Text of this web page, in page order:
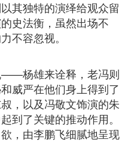
其独特的演绎给观众留
史法衡，虽然出场不
不容忽视。
——杨雄来诠释，老冯则
威严在他们身上得到了
，以及冯敬文饰演的朱
到了关键的推动作用。
，由李鹏飞细腻地呈现